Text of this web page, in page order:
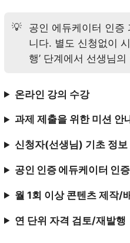
💡
공인 에듀케이터 인증
니다. 별도 신청없이
행’ 단계에서 선생님
온라인 강의 수강
과제 제출을 위한 미션 안
신청자(선생님) 기초 정보
공인 인증 에듀케이터 인
월 1회 이상 콘텐츠 제작/
연 단위 자격 검토/재발행